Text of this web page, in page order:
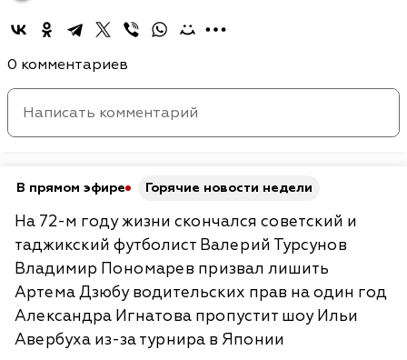
0 комментариев
В прямом эфире Горячие новости недели
На 72-м году жизни скончался советский и
таджикский футболист Валерий Турсунов
Владимир Пономарев призвал лишить
Артема Дзюбу водительских прав на один год
Александра Игнатова пропустит шоу Ильи
Авербуха из-за турнира в Японии